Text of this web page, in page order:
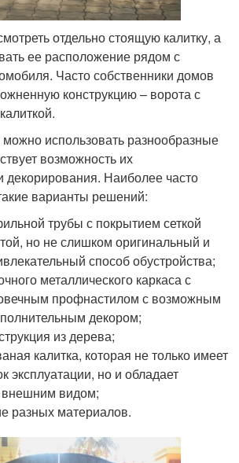
отдельно стоящую калитку, а
ее расположение рядом с
Часто собственники домов
конструкцию – ворота с
использовать разнообразные
возможность их
декорирования. Наиболее часто
варианты решений:
трубы с покрытием сеткой
но не слишком оригинальный и
способ обустройства;
металлического каркаса с
профнастилом с возможным
декором;
из дерева;
калитка, которая не только имеет
эксплуатации, но и обладает
видом;
разных материалов.